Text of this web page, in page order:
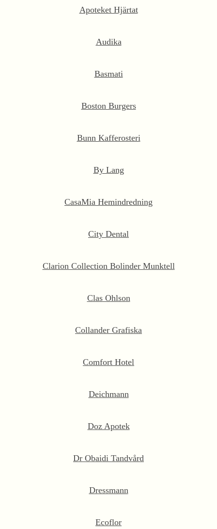
Apoteket Hjärtat
Audika
Basmati
Boston Burgers
Bunn Kafferosteri
By Lang
CasaMia Hemindredning
City Dental
Clarion Collection Bolinder Munktell
Clas Ohlson
Collander Grafiska
Comfort Hotel
Deichmann
Doz Apotek
Dr Obaidi Tandvård
Dressmann
Ecoflor